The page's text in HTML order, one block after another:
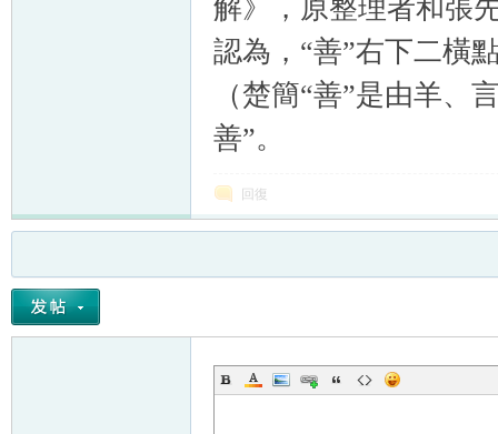
解》，原整理者和張
認為，“善”右下二橫
（楚簡“善”是由羊、
善”。
回復